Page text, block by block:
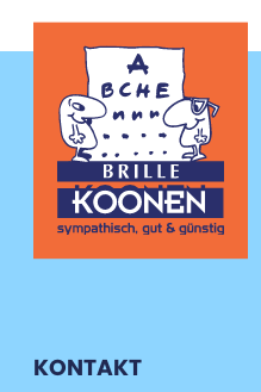
KONTAKT